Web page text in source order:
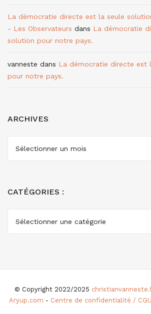
La démocratie directe est la seule
- Les Observateurs dans La démocratie
solution pour notre pays.
vanneste dans La démocratie directe est
pour notre pays.
ARCHIVES
ARCHIVES
CATÉGORIES :
CATÉGORIES
© Copyright 2022/2025
Aryup.com - Centre de confidentialité /